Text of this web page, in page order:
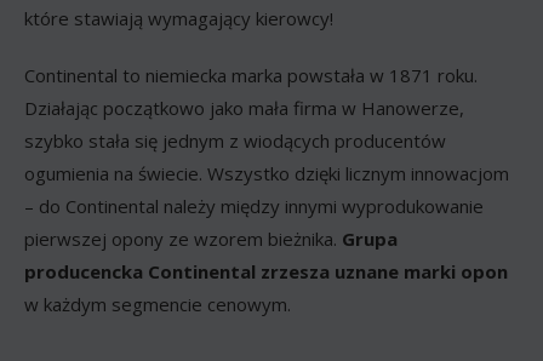
które stawiają wymagający kierowcy!
Continental to niemiecka marka powstała w 1871 roku.
Działając początkowo jako mała firma w Hanowerze,
szybko stała się jednym z wiodących producentów
ogumienia na świecie. Wszystko dzięki licznym innowacjom
– do Continental należy między innymi wyprodukowanie
pierwszej opony ze wzorem bieżnika. Grupa
producencka Continental zrzesza uznane marki opon
w każdym segmencie cenowym.